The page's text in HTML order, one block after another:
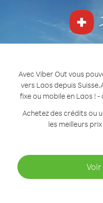
Avec Viber Out vous
vers Laos depuis Suisse.
fixe ou mobile en Laos !
Achetez des crédits ou
les meilleurs